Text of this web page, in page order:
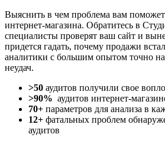
Выяснить в чем проблема вам поможет
интернет-магазина. Обратитесь в
специалисты проверят ваш сайт и
придется гадать, почему продажи
аналитики с большим опытом точно
неудач.
>50 аудитов получили свое
>90% аудитов интернет-
70+ параметров для анализа в
12+ фатальных проблем
аудитов